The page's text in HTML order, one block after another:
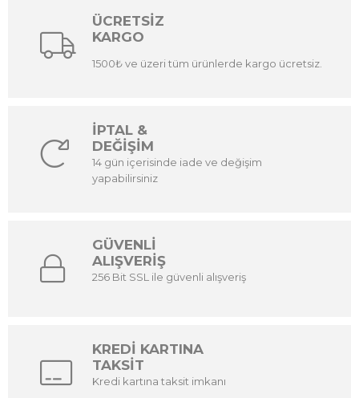
ÜCRETSİZ
KARGO
1500₺ ve üzeri tüm ürünlerde kargo ücretsiz.
İPTAL &
DEĞİŞİM
14 gün içerisinde iade ve değişim
yapabilirsiniz
GÜVENLİ
ALIŞVERİŞ
256 Bit SSL ile güvenli alışveriş
KREDİ KARTINA
TAKSİT
Kredi kartına taksit imkanı